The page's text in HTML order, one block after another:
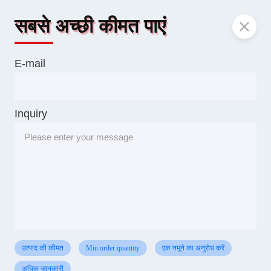
सबसे अच्छी कीमत पाएं
E-mail
Inquiry
उत्पाद की कीमत Min.order quantity एक नमूने का अनुरोध करें
अधिक जानकारी